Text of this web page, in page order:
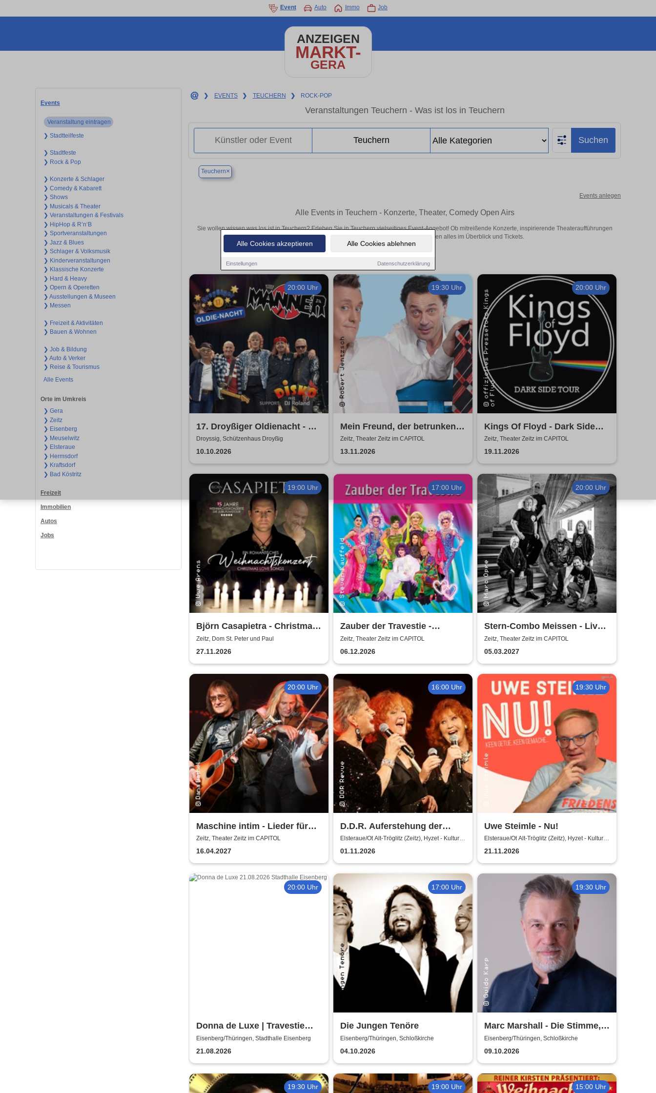
Alle Cookies akzeptieren Alle Cookies ablehnen
Einstellungen Datenschutzerklärung
Event Auto Immo Job
ANZEIGEN
MARKT-
GERA
Events
Veranstaltung eintragen
❯ Stadtteilfeste
❯ Stadtfeste
❯ Rock & Pop
❯ Konzerte & Schlager
❯ Comedy & Kabarett
❯ Shows
❯ Musicals & Theater
❯ Veranstaltungen & Festivals
❯ HipHop & R’n‘B
❯ Sportveranstaltungen
❯ Jazz & Blues
❯ Schlager & Volksmusik
❯ Kinderveranstaltungen
❯ Klassische Konzerte
❯ Hard & Heavy
❯ Opern & Operetten
❯ Ausstellungen & Museen
❯ Messen
❯ Freizeit & Aktivitäten
❯ Bauen & Wohnen
❯ Job & Bildung
❯ Auto & Verker
❯ Reise & Tourismus
Alle Events
Orte im Umkreis
❯ Gera
❯ Zeitz
❯ Eisenberg
❯ Meuselwitz
❯ Elsteraue
❯ Hermsdorf
❯ Kraftsdorf
❯ Bad Köstritz
Freizeit
Immobilien
Autos
Jobs
❯ EVENTS ❯ TEUCHERN ❯ ROCK-POP
Veranstaltungen Teuchern - Was ist los in Teuchern
Suchen
Teuchern×
Events anlegen
Alle Events in Teuchern - Konzerte, Theater, Comedy Open Airs
Sie wollen wissen was los ist in Teuchern? Erleben Sie in Teuchern vielseitiges Event-Angebot! Ob mitreißende Konzerte, inspirierende Theateraufführungen
oder aufregende Veranstaltungen in Teuchern – hier finden alles im Überblick und Tickets.
20:00 Uhr
17. Droyßiger Oldienacht - mit
"MÄNNER" - Rockclassics
Droyssig, Schützenhaus Droyßig
10.10.2026
19:30 Uhr
Mein Freund, der betrunkene
Sachse - Ein Abend für Olaf
Böhme
Zeitz, Theater Zeitz im CAPITOL
13.11.2026
20:00 Uhr
Kings Of Floyd - Dark Side
Tour
Zeitz, Theater Zeitz im CAPITOL
19.11.2026
19:00 Uhr
Björn Casapietra - Christmas
Love Songs
Zeitz, Dom St. Peter und Paul
27.11.2026
17:00 Uhr
Zauber der Travestie -
Fräulein Luise und ihr
Ensemble - das Original
Zeitz, Theater Zeitz im CAPITOL
06.12.2026
20:00 Uhr
Stern-Combo Meissen - Live-
Tour 2027
Zeitz, Theater Zeitz im CAPITOL
05.03.2027
20:00 Uhr
Maschine intim - Lieder für
Generationen mit Uwe
Hassbecker
Zeitz, Theater Zeitz im CAPITOL
16.04.2027
16:00 Uhr
D.D.R. Auferstehung der
Ruinen - mit Dagmar Gelbke,
Dagmar Frederic & Regina
Thoss
Elsteraue/Ot Alt-Tröglitz (Zeitz), Hyzet - Kultur-
und Kongresszentrum
01.11.2026
19:30 Uhr
Uwe Steimle - Nu!
Elsteraue/Ot Alt-Tröglitz (Zeitz), Hyzet - Kultur-
und Kongresszentrum
21.11.2026
20:00 Uhr
Donna de Luxe | Travestie
Show
Eisenberg/Thüringen, Stadthalle Eisenberg
21.08.2026
17:00 Uhr
Die Jungen Tenöre
Eisenberg/Thüringen, Schloßkirche
04.10.2026
19:30 Uhr
Marc Marshall - Die Stimme,
die berührt - Live 2026
Eisenberg/Thüringen, Schloßkirche
09.10.2026
19:30 Uhr 19:00 Uhr 15:00 Uhr